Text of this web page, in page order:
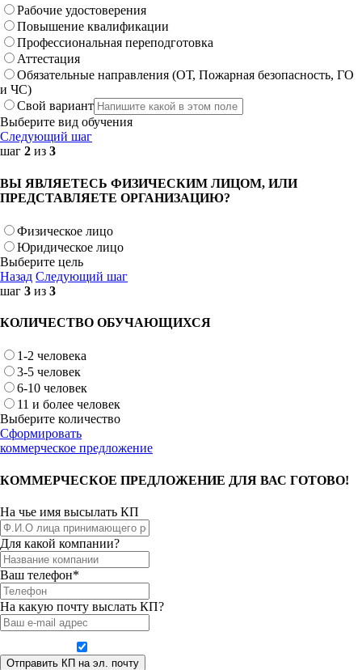
Рабочие удостоверения
Повышение квалификации
Профессиональная переподготовка
Аттестация
Обязательные направления (ОТ, Пожарная безопасность, ГО
и ЧС)
Свой вариант
Выберите вид обучения
Следующий шаг
шаг 2 из 3
ВЫ ЯВЛЯЕТЕСЬ ФИЗИЧЕСКИМ ЛИЦОМ, ИЛИ
ПРЕДСТАВЛЯЕТЕ ОРГАНИЗАЦИЮ?
Физическое лицо
Юридическое лицо
Выберите цель
Назад Следующий шаг
шаг 3 из 3
КОЛИЧЕСТВО ОБУЧАЮЩИХСЯ
1-2 человека
3-5 человек
6-10 человек
11 и более человек
Выберите количество
Сформировать
коммерческое предложение
КОММЕРЧЕСКОЕ ПРЕДЛОЖЕНИЕ ДЛЯ ВАС ГОТОВО!
На чье имя высылать КП
Для какой компании?
Ваш телефон*
На какую почту выслать КП?